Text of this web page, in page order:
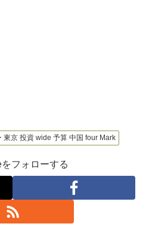
東京 投資 wide 予算 中国 four Mark
フォローする